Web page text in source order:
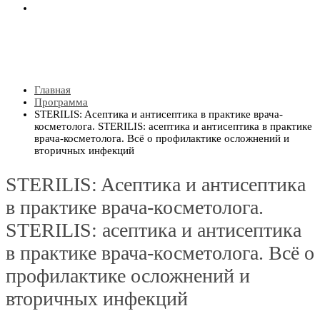
Главная
Программа
STERILIS: Aсептика и антисептика в практике врача-
косметолога. STERILIS: асептика и антисептика в практике
врача-косметолога. Всё о профилактике осложнений и
вторичных инфекций
STERILIS: Aсептика и антисептика
в практике врача-косметолога.
STERILIS: асептика и антисептика
в практике врача-косметолога. Всё о
профилактике осложнений и
вторичных инфекций